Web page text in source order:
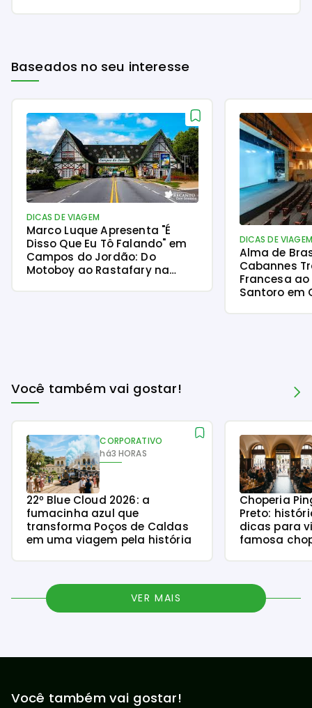
Baseados no seu interesse
DICAS DE VIAGEM
Marco Luque Apresenta "É
Disso Que Eu Tô Falando" em
Campos do Jordão: Do
Motoboy ao Rastafary na
DICAS DE VIAGEM
Alma de
Cabannes
Francesa
Santoro em
Você também vai gostar!
CORPORATIVO
há3 HORAS
22º Blue Cloud 2026: a
fumacinha azul que
transforma Poços de Caldas
em uma viagem pela história
Choperia
Preto:
dicas para
famosa
VER MAIS
Você também vai gostar!